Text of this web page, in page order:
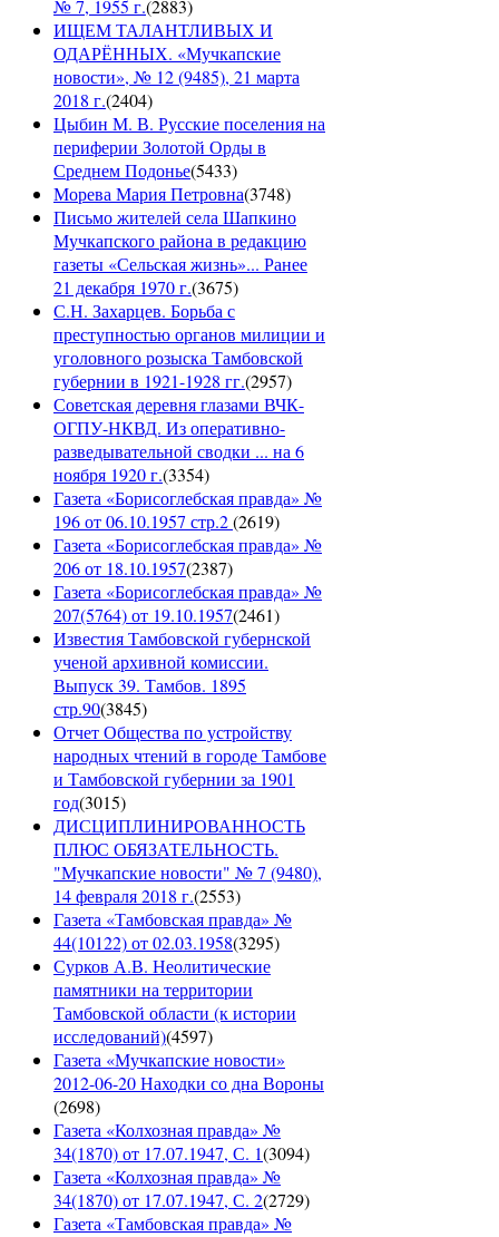
№ 7, 1955 г.(2883)
ИЩЕМ ТАЛАНТЛИВЫХ И
ОДАРЁННЫХ. «Мучкапские
новости», № 12 (9485), 21 марта
2018 г.(2404)
Цыбин М. В. Русские поселения на
периферии Золотой Орды в
Среднем Подонье(5433)
Морева Мария Петровна(3748)
Письмо жителей села Шапкино
Мучкапского района в редакцию
газеты «Сельская жизнь»... Ранее
21 декабря 1970 г.(3675)
С.Н. Захарцев. Борьба с
преступностью органов милиции и
уголовного розыска Тамбовской
губернии в 1921-1928 гг.(2957)
Советская деревня глазами ВЧК-
ОГПУ-НКВД. Из оперативно-
разведывательной сводки ... на 6
ноября 1920 г.(3354)
Газета «Борисоглебская правда» №
196 от 06.10.1957 стр.2(2619)
Газета «Борисоглебская правда» №
206 от 18.10.1957(2387)
Газета «Борисоглебская правда» №
207(5764) от 19.10.1957(2461)
Известия Тамбовской губернской
ученой архивной комиссии.
Выпуск 39. Тамбов. 1895
стр.90(3845)
Отчет Общества по устройству
народных чтений в городе Тамбове
и Тамбовской губернии за 1901
год(3015)
ДИСЦИПЛИНИРОВАННОСТЬ
ПЛЮС ОБЯЗАТЕЛЬНОСТЬ.
"Мучкапские новости" № 7 (9480),
14 февраля 2018 г.(2553)
Газета «Тамбовская правда» №
44(10122) от 02.03.1958(3295)
Сурков А.В. Неолитические
памятники на территории
Тамбовской области (к истории
исследований)(4597)
Газета «Мучкапские новости»
2012-06-20 Находки со дна Вороны
(2698)
Газета «Колхозная правда» №
34(1870) от 17.07.1947, С. 1(3094)
Газета «Колхозная правда» №
34(1870) от 17.07.1947, С. 2(2729)
Газета «Тамбовская правда» №